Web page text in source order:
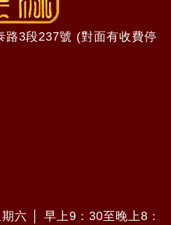
路3段237號 (對面有收費停
六 │ 早上9：30至晚上8：